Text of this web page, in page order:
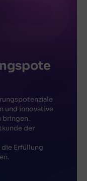
und innovative
bringen.
der
Erfüllung